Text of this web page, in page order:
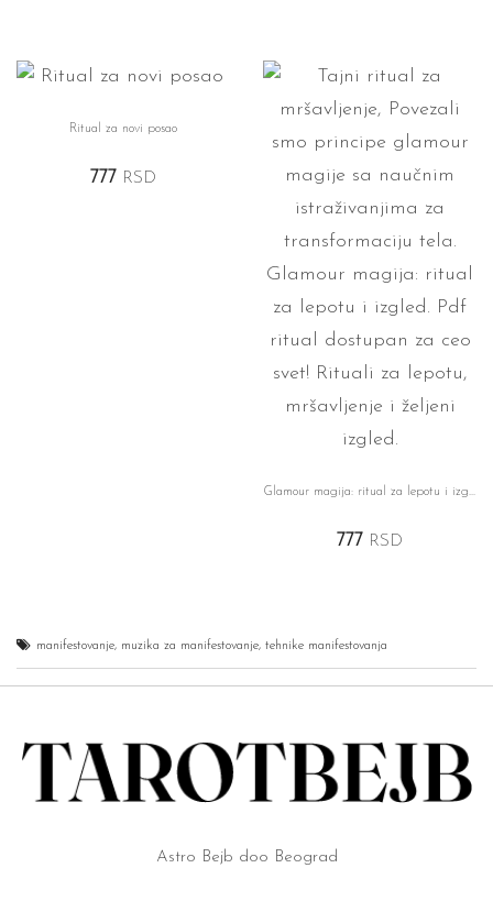
Ritual za novi posao
777 RSD
Glamour magija: ritual za lepotu i izgled
777 RSD
manifestovanje, muzika za manifestovanje, tehnike manifestovanja
Astro Bejb doo Beograd